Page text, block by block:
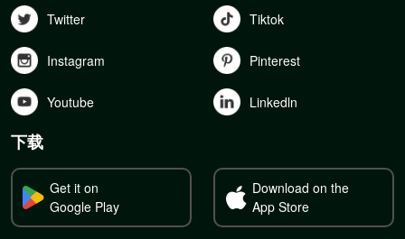
Twitter Tiktok
Instagram Pinterest
Youtube Linkedln
下载
Get it on
Google Play
Download on the
App Store